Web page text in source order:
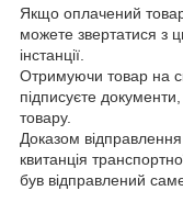
Якщо оплачений
можете звертатися з
інстанції.
Отримуючи товар на
підписуєте
товару.
Доказом
квитанція
був відправлений